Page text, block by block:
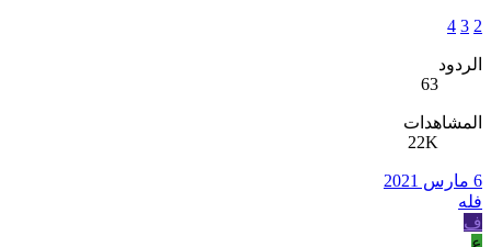
2
3
4
الردود
63
المشاهدات
22K
6 مارس 2021
فله
ف